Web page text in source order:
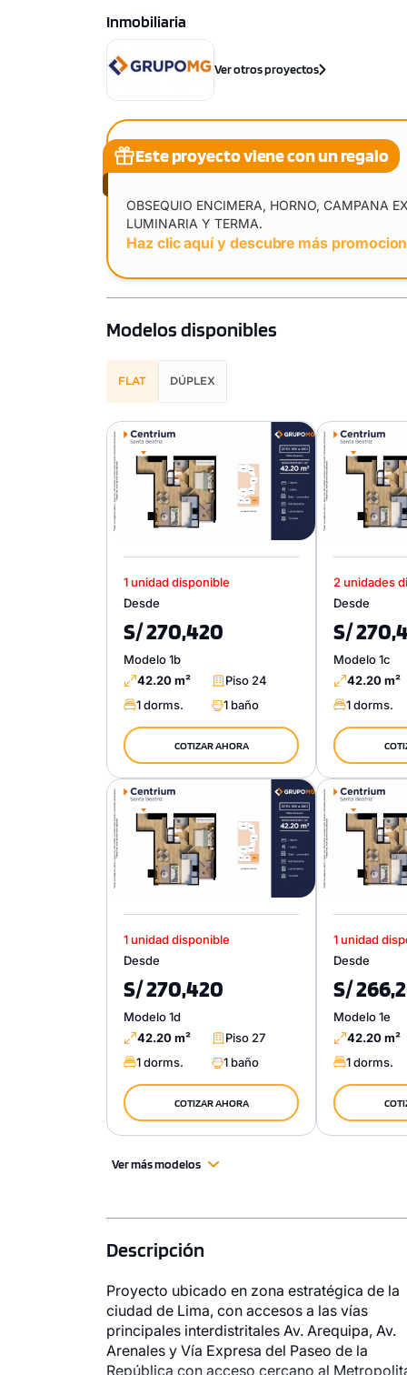
Inmobiliaria
Ver otros proyectos
OBSEQUIO ENCIMERA, HORNO, CAMPANA
LUMINARIA Y TERMA.
Haz clic aquí y descubre más
Este proyecto viene con un regalo
Modelos disponibles
FLAT DÚPLEX
1 unidad disponible
Desde
S/ 270,420
Modelo 1b
42.20 m²
Piso 24
1 dorms.
1 baño
COTIZAR AHORA
2 unidades
Desde
S/
Modelo 1c
42.20 m²
1 dorms.
1 unidad disponible
Desde
S/ 270,420
Modelo 1d
42.20 m²
Piso 27
1 dorms.
1 baño
COTIZAR AHORA
1 unidad
Desde
S/
Modelo 1e
42.20 m²
1 dorms.
Ver más modelos
1 unidad disponible
Desde
Descripción
Proyecto ubicado en zona estratégica de la
ciudad de Lima, con accesos a las vías
principales interdistritales Av. Arequipa, Av.
Arenales y Vía Expresa del Paseo de la
República con acceso cercano al